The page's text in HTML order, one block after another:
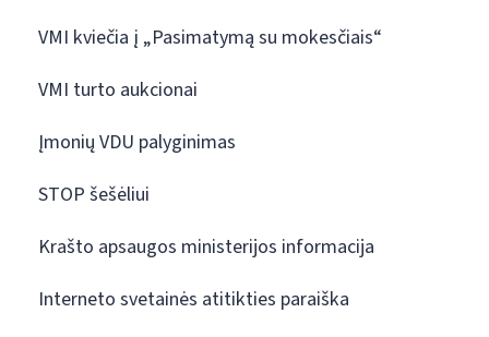
VMI kviečia į „Pasimatymą su mokesčiais“
VMI turto aukcionai
Įmonių VDU palyginimas
STOP šešėliui
Krašto apsaugos ministerijos informacija
Interneto svetainės atitikties paraiška